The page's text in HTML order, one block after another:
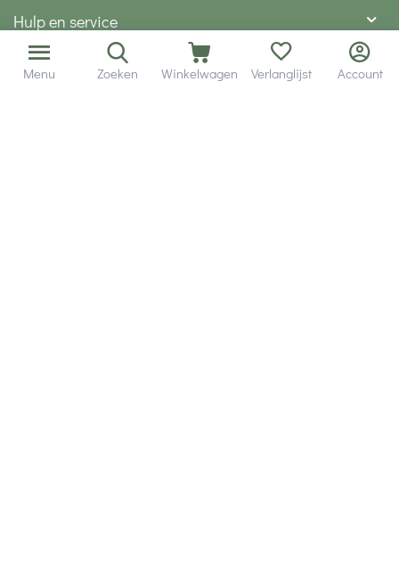
Hulp en service
Contact gegevens
Menu Zoeken Winkelwagen Verlanglijst Account